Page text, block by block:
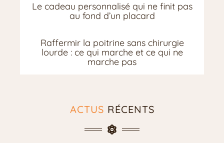
Le cadeau personnalisé qui ne finit pas
au fond d’un placard
Raffermir la poitrine sans chirurgie
lourde : ce qui marche et ce qui ne
marche pas
ACTUS RÉCENTS